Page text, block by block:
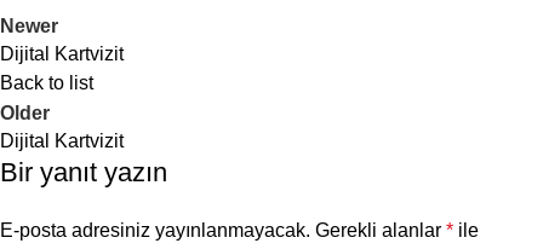
paylaşılabilir ve geniş kitlelere
erişim sağlar.
Newer
Dijital Kartvizit
Back to list
Older
Dijital Kartvizit
Bir yanıt yazın
E-posta adresiniz yayınlanmayacak. Gerekli alanlar * ile